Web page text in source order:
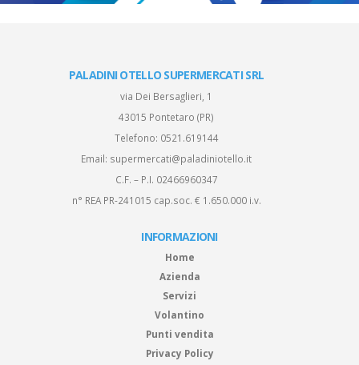
PALADINI OTELLO SUPERMERCATI SRL
via Dei Bersaglieri, 1
43015 Pontetaro (PR)
Telefono: 0521.619144
Email: supermercati@paladiniotello.it
C.F. – P.I. 02466960347
n° REA PR-241015 cap.soc. € 1.650.000 i.v.
INFORMAZIONI
Home
Azienda
Servizi
Volantino
Punti vendita
Privacy Policy